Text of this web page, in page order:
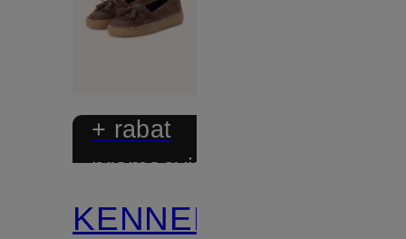
+ rabat
promocyjny
KENNEL